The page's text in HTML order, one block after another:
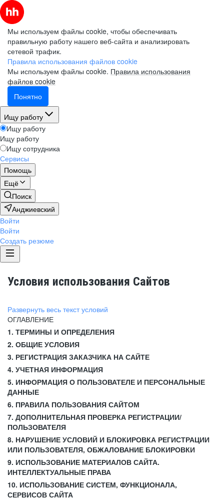
Мы используем файлы cookie, чтобы обеспечивать
правильную работу нашего веб-сайта и анализировать
сетевой трафик.
Правила использования файлов cookie
Мы используем файлы cookie. Правила использования
файлов cookie
Понятно
Ищу работу
Ищу работу
Ищу работу
Ищу сотрудника
Сервисы
Помощь
Ещё
Поиск
Анджиевский
Войти
Войти
Создать резюме
Условия использования Сайтов
Развернуть весь текст условий
ОГЛАВЛЕНИЕ
1. ТЕРМИНЫ И ОПРЕДЕЛЕНИЯ
2. ОБЩИЕ УСЛОВИЯ
3. РЕГИСТРАЦИЯ ЗАКАЗЧИКА НА САЙТЕ
4. УЧЕТНАЯ ИНФОРМАЦИЯ
5. ИНФОРМАЦИЯ О ПОЛЬЗОВАТЕЛЕ И ПЕРСОНАЛЬНЫЕ
ДАННЫЕ
6. ПРАВИЛА ПОЛЬЗОВАНИЯ САЙТОМ
7. ДОПОЛНИТЕЛЬНАЯ ПРОВЕРКА РЕГИСТРАЦИИ/
ПОЛЬЗОВАТЕЛЯ
8. НАРУШЕНИЕ УСЛОВИЙ И БЛОКИРОВКА РЕГИСТРАЦИИ
ИЛИ ПОЛЬЗОВАТЕЛЯ, ОБЖАЛОВАНИЕ БЛОКИРОВКИ
9. ИСПОЛЬЗОВАНИЕ МАТЕРИАЛОВ САЙТА.
ИНТЕЛЛЕКТУАЛЬНЫЕ ПРАВА
10. ИСПОЛЬЗОВАНИЕ СИСТЕМ, ФУНКЦИОНАЛА,
СЕРВИСОВ САЙТА